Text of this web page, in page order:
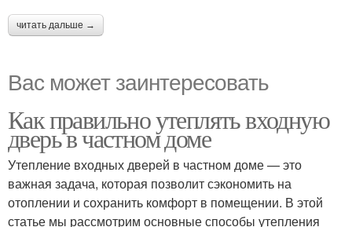
читать дальше →
Вас может заинтересовать
Как правильно утеплять входную
дверь в частном доме
Утепление входных дверей в частном доме — это
важная задача, которая позволит сэкономить на
отоплении и сохранить комфорт в помещении. В этой
статье мы рассмотрим основные способы утепления